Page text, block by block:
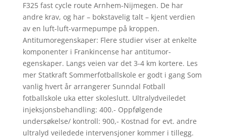
F325 fast cycle route Arnhem-Nijmegen. De har
andre krav, og har – bokstavelig talt – kjent verdien
av en luft-luft-varmepumpe på kroppen.
Antitumoregenskaper: Flere studier viser at enkelte
komponenter i Frankincense har antitumor-
egenskaper. Langs veien var det 3-4 km kortere. Les
mer Statkraft Sommerfotballskole er godt i gang Som
vanlig hvert år arrangerer Sunndal Fotball
fotballskole uka etter skoleslutt. Ultralydveiledet
injeksjonsbehandling: 400.- Oppfølgende
undersøkelse/ kontroll: 900,- Kostnad for evt. andre
ultralyd veiledede intervensjoner kommer i tillegg.